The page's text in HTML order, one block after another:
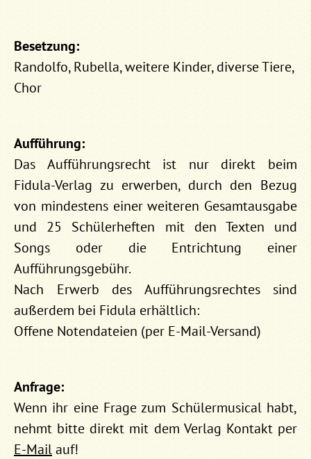
Besetzung:
Randolfo, Rubella, weitere Kinder, diverse Tiere,
Chor
Aufführung:
Das Aufführungsrecht ist nur direkt beim
Fidula-Verlag zu erwerben, durch den Bezug
von mindestens einer weiteren Gesamtausgabe
und 25 Schülerheften mit den Texten und
Songs oder die Entrichtung einer
Aufführungsgebühr.
Nach Erwerb des Aufführungsrechtes sind
außerdem bei Fidula erhältlich:
Offene Notendateien (per E-Mail-Versand)
Anfrage:
Wenn ihr eine Frage zum Schülermusical habt,
nehmt bitte direkt mit dem Verlag Kontakt per
E-Mailauf!